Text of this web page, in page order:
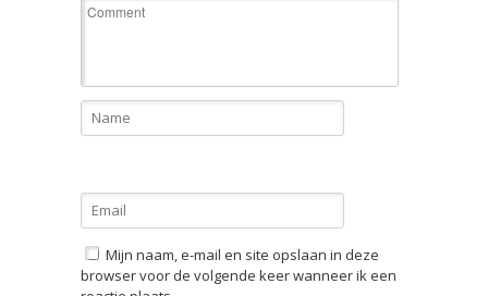
Mijn naam, e-mail en site opslaan in deze
browser voor de volgende keer wanneer ik een